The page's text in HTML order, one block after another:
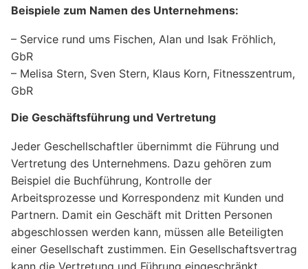
Beispiele zum Namen des Unternehmens:
– Service rund ums Fischen, Alan und Isak Fröhlich,
GbR
– Melisa Stern, Sven Stern, Klaus Korn, Fitnesszentrum,
GbR
Die Geschäftsführung und Vertretung
Jeder Geschellschaftler übernimmt die Führung und
Vertretung des Unternehmens. Dazu gehören zum
Beispiel die Buchführung, Kontrolle der
Arbeitsprozesse und Korrespondenz mit Kunden und
Partnern. Damit ein Geschäft mit Dritten Personen
abgeschlossen werden kann, müssen alle Beteiligten
einer Gesellschaft zustimmen. Ein Gesellschaftsvertrag
kann die Vertretung und Führung eingeschränkt